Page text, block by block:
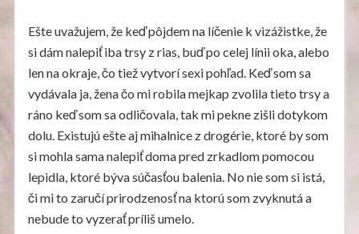
Ešte uvažujem, že keď pôjdem na líčenie k vizážistke, že
si dám nalepiť iba trsy z rias, buď po celej línii oka, alebo
len na okraje, čo tiež vytvorí sexi pohľad. Keď som sa
vydávala ja, žena čo mi robila mejkap zvolila tieto trsy a
ráno keď som sa odličovala, tak mi pekne zišli dotykom
dolu. Existujú ešte aj mihalnice z drogérie, ktoré by som
si mohla sama nalepiť doma pred zrkadlom pomocou
lepidla, ktoré býva súčasťou balenia. No nie som si istá,
či mi to zaručí prirodzenosť na ktorú som zvyknutá a
nebude to vyzerať príliš umelo.